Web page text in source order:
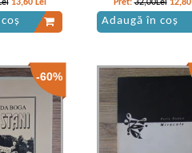
13,60 Lei
Pret:32,00Lei 12,80
Adaugă în coș
-60%